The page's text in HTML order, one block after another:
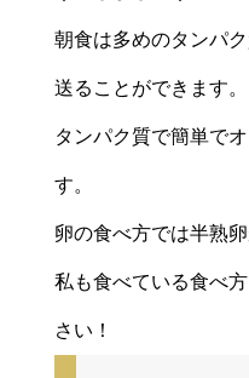
朝食は多めのタンパ
送ることができます。
タンパク質で簡単で
す。
卵の食べ方では半熟
私も食べている食べ
さい！